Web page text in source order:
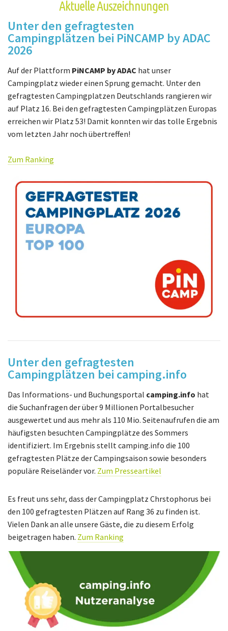
Aktuelle Auszeichnungen
Unter den gefragtesten
Campingplätzen bei PiNCAMP by ADAC
2026
Auf der Plattform PiNCAMP by ADAC hat unser
Campingplatz wieder einen Sprung gemacht. Unter den
gefragtesten Campingplatzen Deutschlands rangieren wir
auf Platz 16. Bei den gefragtesten Campingplätzen Europas
erreichen wir Platz 53! Damit konnten wir das tolle Ergebnis
vom letzten Jahr noch übertreffen!
Zum Ranking
Unter den gefragtesten
Campingplätzen bei camping.info
Das Informations- und Buchungsportal camping.info hat
die Suchanfragen der über 9 Millionen Portalbesucher
ausgewertet und aus mehr als 110 Mio. Seitenaufrufen die am
häufigsten besuchten Campingplätze des Sommers
identifiziert. Im Ergebnis stellt camping.info die 100
gefragtesten Plätze der Campingsaison sowie besonders
populäre Reiseländer vor. Zum Presseartikel
Es freut uns sehr, dass der Campingplatz Chrstophorus bei
den 100 gefragtesten Plätzen auf Rang 36 zu finden ist.
Vielen Dank an alle unsere Gäste, die zu diesem Erfolg
beigetragen haben. Zum Ranking